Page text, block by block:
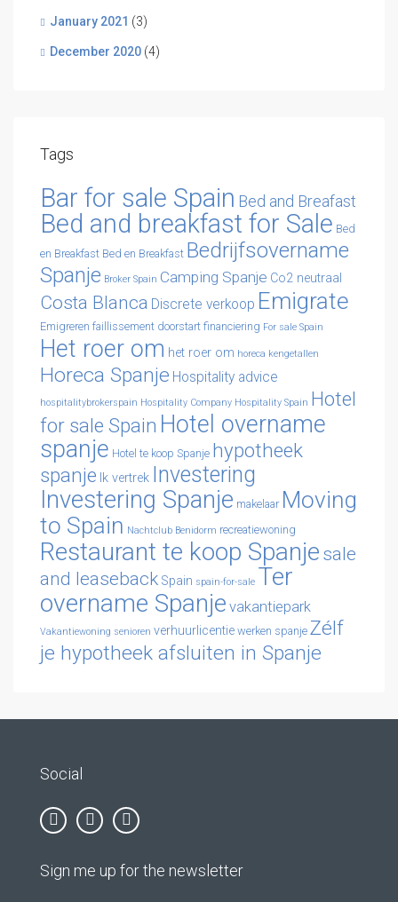
January 2021 (3)
December 2020 (4)
Tags
Bar for sale Spain Bed and Breafast
Bed and breakfast for Sale Bed
en Breakfast Bed en Breakfast Bedrijfsovername
Spanje Broker Spain Camping Spanje Co2 neutraal
Costa Blanca Discrete verkoop Emigrate
Emigreren faillissement doorstart financiering For sale Spain
Het roer om het roer om horeca kengetallen
Horeca Spanje Hospitality advice
hospitalitybrokerspain Hospitality Company Hospitality Spain Hotel
for sale Spain Hotel overname
spanje Hotel te koop Spanje hypotheek
spanje Ik vertrek Investering
Investering Spanje makelaar Moving
to Spain Nachtclub Benidorm recreatiewoning
Restaurant te koop Spanje sale
and leaseback Spain spain-for-sale Ter
overname Spanje vakantiepark
Vakantiewoning senioren verhuurlicentie werken spanje Zélf
je hypotheek afsluiten in Spanje
Social
Sign me up for the newsletter